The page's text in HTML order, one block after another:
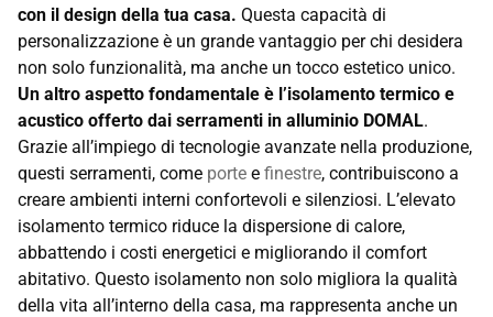
con il design della tua casa. Questa capacità di
personalizzazione è un grande vantaggio per chi desidera
non solo funzionalità, ma anche un tocco estetico unico.
Un altro aspetto fondamentale è l’isolamento termico e
acustico offerto dai serramenti in alluminio DOMAL.
Grazie all’impiego di tecnologie avanzate nella produzione,
questi serramenti, come porte e finestre, contribuiscono a
creare ambienti interni confortevoli e silenziosi. L’elevato
isolamento termico riduce la dispersione di calore,
abbattendo i costi energetici e migliorando il comfort
abitativo. Questo isolamento non solo migliora la qualità
della vita all’interno della casa, ma rappresenta anche un